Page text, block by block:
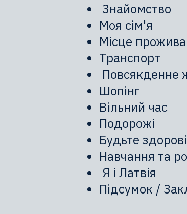
Знайомство
Моя сім'я
Місце
Транспорт
Повсякденне
Шопінг
Вільний час
Подорожі
Будьте
Навчання та
Я і Латвія
Підсумок /